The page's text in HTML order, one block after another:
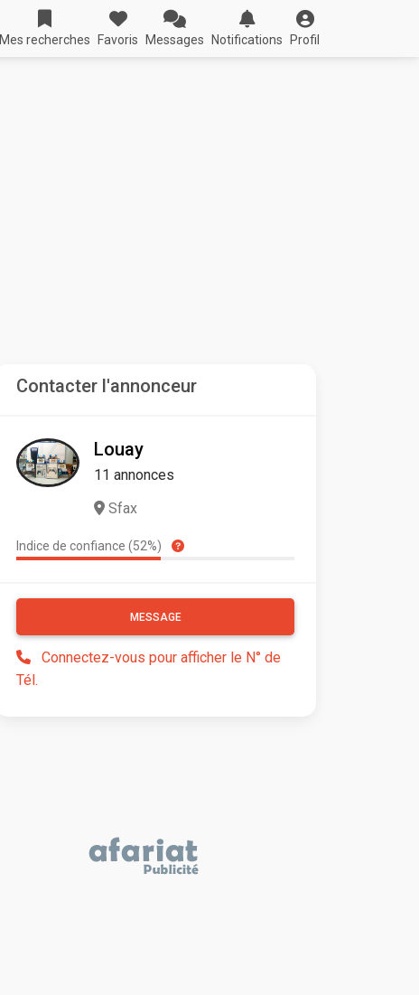
Mes recherches Favoris Messages Notifications Profil
Contacter l'annonceur
Louay
11 annonces
Sfax
Indice de confiance (52%)
MESSAGE
Connectez-vous pour afficher le N° de
Tél.